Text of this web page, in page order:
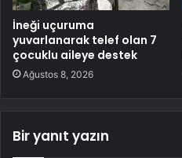
İneği uçuruma
yuvarlanarak telef olan 7
çocuklu aileye destek
Ağustos 8, 2026
Bir yanıt yazın